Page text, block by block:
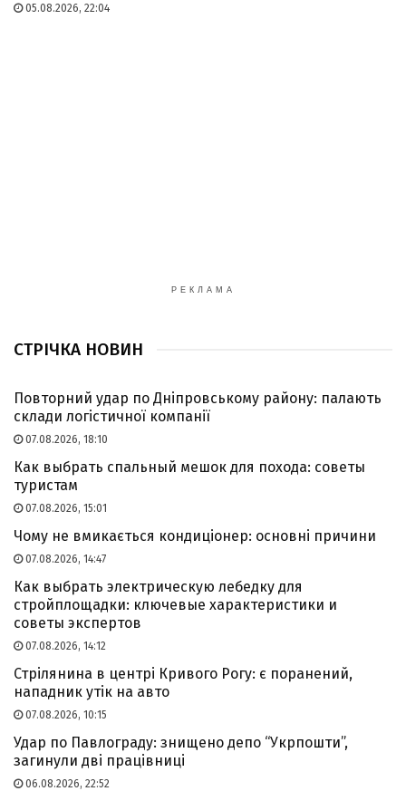
05.08.2026, 22:04
РЕКЛАМА
СТРІЧКА НОВИН
Повторний удар по Дніпровському району: палають
склади логістичної компанії
07.08.2026, 18:10
Как выбрать спальный мешок для похода: советы
туристам
07.08.2026, 15:01
Чому не вмикається кондиціонер: основні причини
07.08.2026, 14:47
Как выбрать электрическую лебедку для
стройплощадки: ключевые характеристики и
советы экспертов
07.08.2026, 14:12
Стрілянина в центрі Кривого Рогу: є поранений,
нападник утік на авто
07.08.2026, 10:15
Удар по Павлограду: знищено депо “Укрпошти”,
загинули дві працівниці
06.08.2026, 22:52